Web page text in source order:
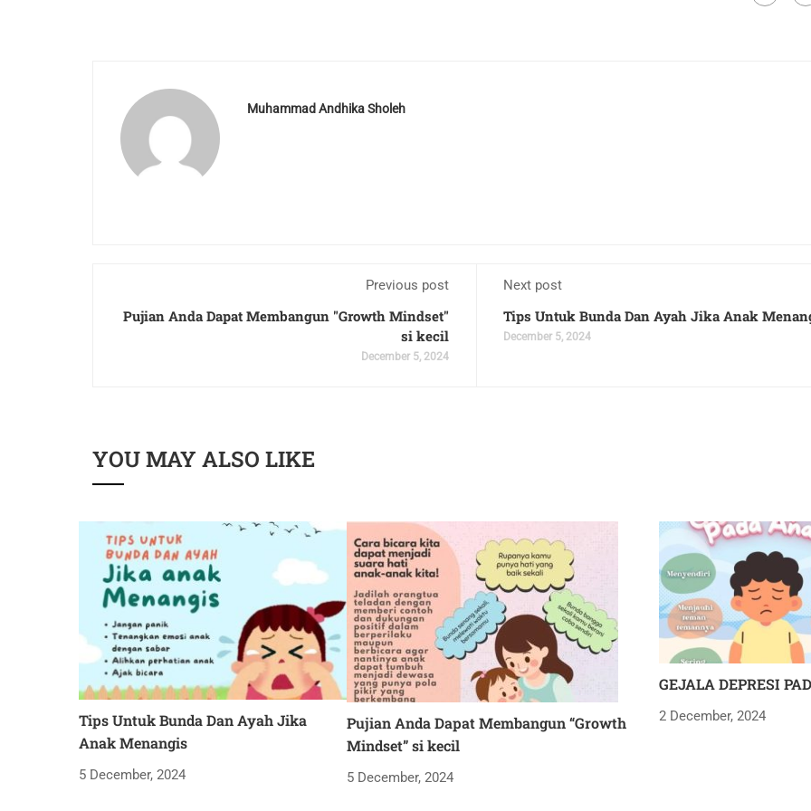
Muhammad Andhika Sholeh
Previous post
Pujian Anda Dapat Membangun "Growth Mindset"
si kecil
December 5, 2024
Next post
Tips Untuk Bunda Dan Ayah Jika Anak
December 5, 2024
YOU MAY ALSO LIKE
Tips Untuk Bunda Dan Ayah Jika
Anak Menangis
5 December, 2024
Pujian Anda Dapat Membangun “Growth
Mindset” si kecil
5 December, 2024
GEJALA DEPRESI
2 December, 2024